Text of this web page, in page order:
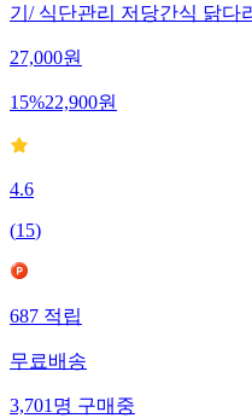
기/ 식단관리 저당간식 닭다
27,000원
15%22,900원
4.6
(15)
687 적립
무료배송
3,701 명 구매중